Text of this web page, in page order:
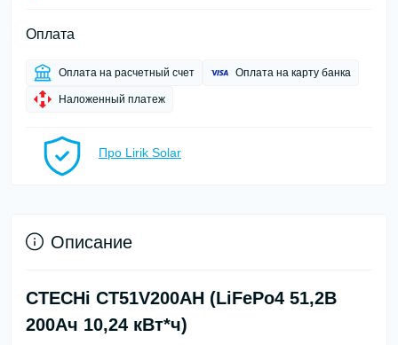
Оплата
Оплата на расчетный счет Оплата на карту банка
Наложенный платеж
Про Lirik Solar
Описание
CTECHi CT51V200AH (LiFePo4 51,2В
200Ач 10,24 кВт*ч)